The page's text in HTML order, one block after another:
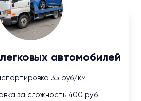
автомобилей
35 руб/км
за сложность 400 руб